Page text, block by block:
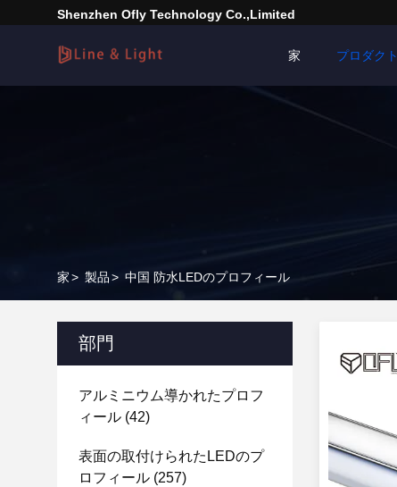
Shenzhen Ofly Technology Co.,Limited
家 プロダクト
家> 製品> 中国 防水LEDのプロフィール
部門
アルミニウム導かれたプロフ
ィール (42)
表面の取付けられたLEDのプ
ロフィール (257)